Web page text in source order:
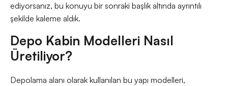
ediyorsanız, bu konuyu bir sonraki başlık altında ayrıntılı
şekilde kaleme aldık.
Depo Kabin Modelleri Nasıl
Üretiliyor?
Depolama alanı olarak kullanılan bu yapı modelleri,